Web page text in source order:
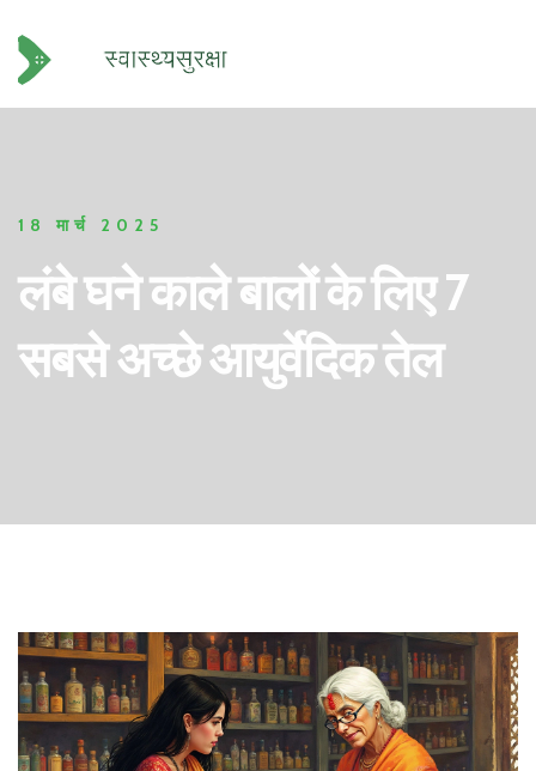
18 मार्च 2025
लंबे घने काले बालों के लिए 7
सबसे अच्छे आयुर्वेदिक तेल